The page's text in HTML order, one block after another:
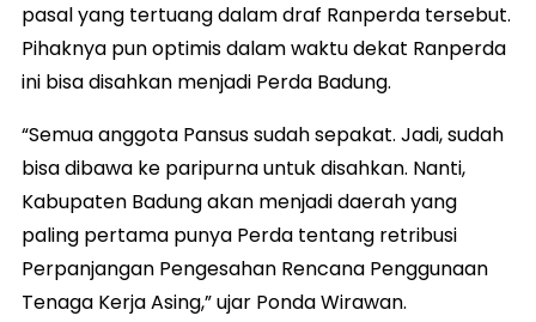
pasal yang tertuang dalam draf Ranperda tersebut.
Pihaknya pun optimis dalam waktu dekat Ranperda
ini bisa disahkan menjadi Perda Badung.
“Semua anggota Pansus sudah sepakat. Jadi, sudah
bisa dibawa ke paripurna untuk disahkan. Nanti,
Kabupaten Badung akan menjadi daerah yang
paling pertama punya Perda tentang retribusi
Perpanjangan Pengesahan Rencana Penggunaan
Tenaga Kerja Asing,” ujar Ponda Wirawan.